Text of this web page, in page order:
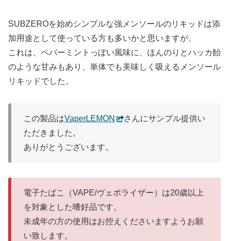
SUBZEROを始めシンプルな強メンソールのリキッドは添
加用途として使っている方も多いかと思いますが、
これは、ペパーミントっぽい風味に、ほんのりとハッカ飴
のような甘みもあり、単体でも美味しく吸えるメンソール
リキッドでした。
この製品はVaperLEMON
さんにサンプル提供い
ただきました。
ありがとうございます。
電子たばこ（VAPE/ヴェポライザー）は20歳以上
を対象とした嗜好品です。
未成年の方の使用はお控えくださいますようお願
い致します。